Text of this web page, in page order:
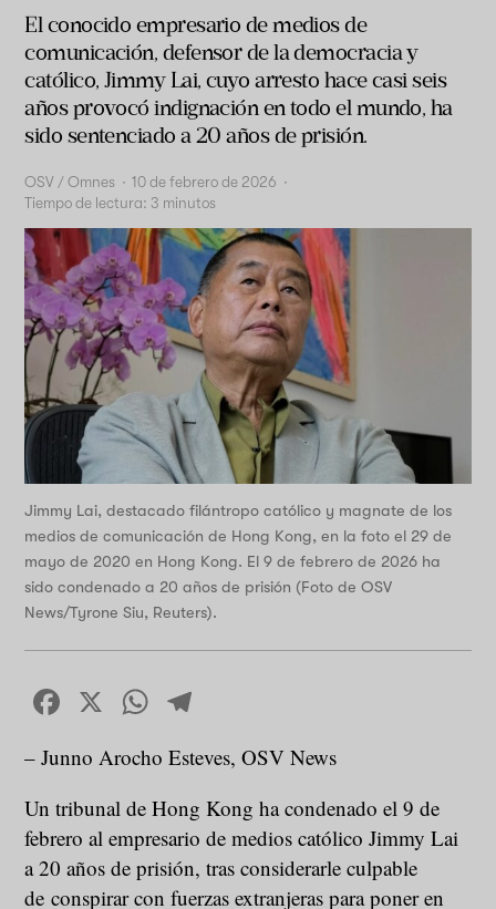
El conocido empresario de medios de
comunicación, defensor de la democracia y
católico, Jimmy Lai, cuyo arresto hace casi seis
años provocó indignación en todo el mundo, ha
sido sentenciado a 20 años de prisión.
OSV / Omnes · 10 de febrero de 2026 ·
Tiempo de lectura: 3 minutos
Jimmy Lai, destacado filántropo católico y magnate de los
medios de comunicación de Hong Kong, en la foto el 29 de
mayo de 2020 en Hong Kong. El 9 de febrero de 2026 ha
sido condenado a 20 años de prisión (Foto de OSV
News/Tyrone Siu, Reuters).
Facebook
X WhatsApp
– Junno Arocho Esteves, OSV News
Un tribunal de Hong Kong ha condenado el 9 de
febrero al empresario de medios católico Jimmy Lai
a 20 años de prisión, tras considerarle culpable
de conspirar con fuerzas extranjeras para poner en